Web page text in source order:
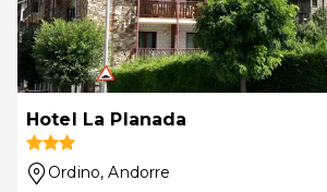
Hotel La Planada
Ordino, Andorre